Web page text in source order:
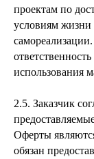
проектам по
условиям жизни
использования
2.5. Заказчик
Оферты
обязан